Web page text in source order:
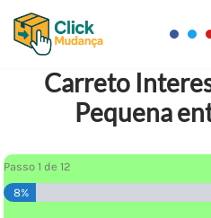
Pular
Carreto
Pequena
Passo1 de12
8%